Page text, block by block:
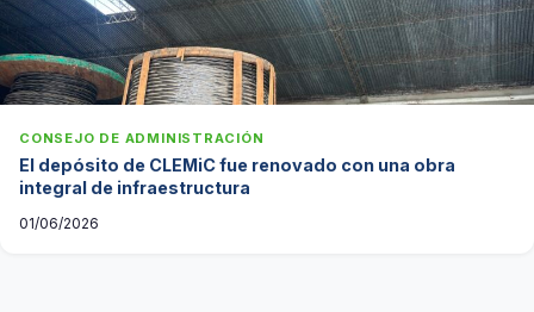
CONSEJO DE ADMINISTRACIÓN
El depósito de CLEMiC fue renovado con una obra
integral de infraestructura
01/06/2026